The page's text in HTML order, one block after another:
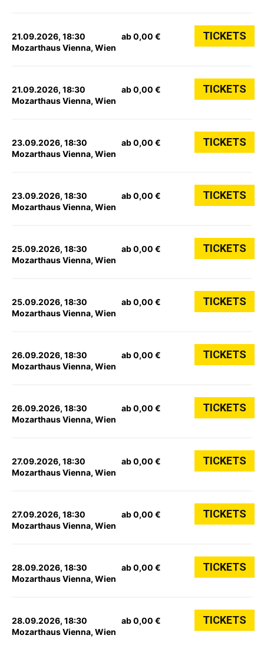
21.09.2026, 18:30
Mozarthaus Vienna, Wien
ab 0,00 € TICKETS
21.09.2026, 18:30
Mozarthaus Vienna, Wien
ab 0,00 € TICKETS
23.09.2026, 18:30
Mozarthaus Vienna, Wien
ab 0,00 € TICKETS
23.09.2026, 18:30
Mozarthaus Vienna, Wien
ab 0,00 € TICKETS
25.09.2026, 18:30
Mozarthaus Vienna, Wien
ab 0,00 € TICKETS
25.09.2026, 18:30
Mozarthaus Vienna, Wien
ab 0,00 € TICKETS
26.09.2026, 18:30
Mozarthaus Vienna, Wien
ab 0,00 € TICKETS
26.09.2026, 18:30
Mozarthaus Vienna, Wien
ab 0,00 € TICKETS
27.09.2026, 18:30
Mozarthaus Vienna, Wien
ab 0,00 € TICKETS
27.09.2026, 18:30
Mozarthaus Vienna, Wien
ab 0,00 € TICKETS
28.09.2026, 18:30
Mozarthaus Vienna, Wien
ab 0,00 € TICKETS
28.09.2026, 18:30
Mozarthaus Vienna, Wien
ab 0,00 € TICKETS